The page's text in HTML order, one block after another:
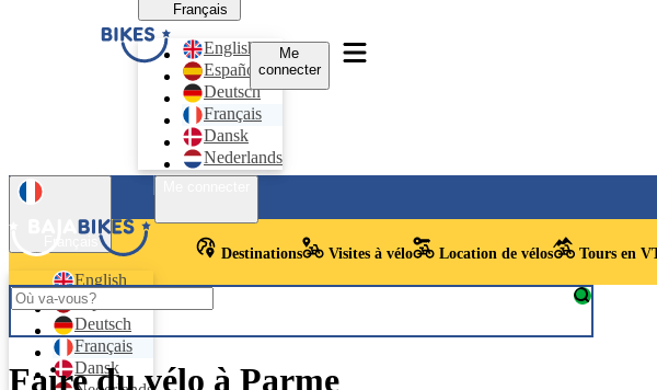
Français
English
Español
Deutsch
Français
Dansk
Nederlands
Me
connecter
Français
English
Español
Deutsch
Français
Dansk
Destinations Visites à vélo Location de vélos Tours en
Faire du vélo à Parme